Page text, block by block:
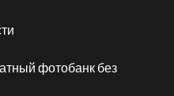
фотобанк без